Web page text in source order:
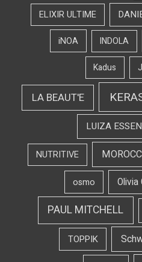
ELIXIR ULTIME
INDOLA
iNOA
Kadus
LA BEAUT'E
LUIZA
NUTRITIVE
Olivia
osmo
PAUL MITCHELL
TOPPIK